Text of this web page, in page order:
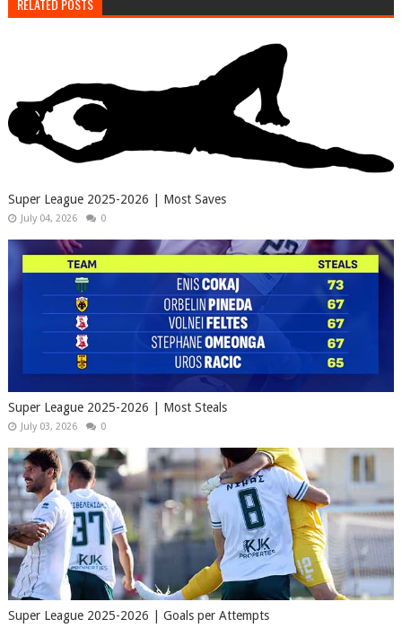
RELATED POSTS
Super League 2025-2026 | Most Saves
July 04, 2026 0
Super League 2025-2026 | Most Steals
July 03, 2026 0
Super League 2025-2026 | Goals per Attempts